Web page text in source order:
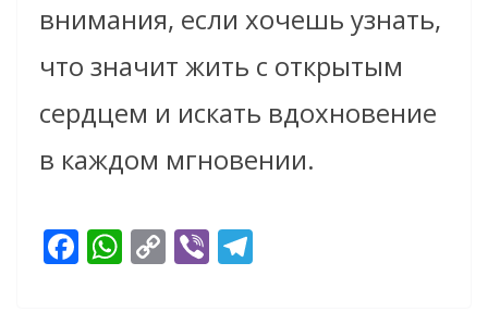
внимания, если хочешь узнать,
что значит жить с открытым
сердцем и искать вдохновение
в каждом мгновении.
F W C Vi